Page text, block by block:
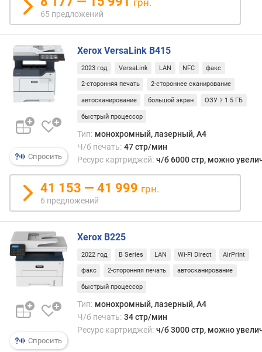
д
о
р
г
и
м
о
д
о
г
и
х
к
д
е
ш
е
в
ы
п
о
65 предложений
Спросить
Xerox VersaLink B415
2023 год VersaLink LAN NFC факс
2-сторонняя печать 2-стороннее сканирование
автосканирование большой экран ОЗУ ≥ 1.5 ГБ
быстрый процессор
Тип: монохромный, лазерный, A4
Ч/б печать: 47 стр/мин
Ресурс картриджей: ч/б 6000 стр, можно
41 153 — 41 999 грн.
6 предложений
Спросить
Xerox B225
2022 год B Series LAN Wi-Fi Direct AirPrint
факс 2-сторонняя печать автосканирование
быстрый процессор
Тип: монохромный, лазерный, A4
Ч/б печать: 34 стр/мин
Ресурс картриджей: ч/б 3000 стр, можно